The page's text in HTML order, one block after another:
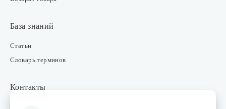
База знаний
Статьи
Словарь терминов
Контакты